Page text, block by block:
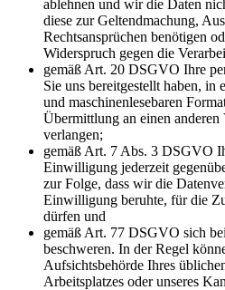
ablehnen und wir die Daten
diese zur Geltendmachung,
Rechtsansprüchen benötigen
Widerspruch gegen die
gemäß Art. 20 DSGVO Ihre
Sie uns bereitgestellt haben, in
und maschinenlesebaren
Übermittlung an einen
verlangen;
gemäß Art. 7 Abs. 3 DSGVO
Einwilligung jederzeit
zur Folge, dass wir die
Einwilligung beruhte, für die
dürfen und
gemäß Art. 77 DSGVO sich
beschweren. In der Regel
Aufsichtsbehörde Ihres
Arbeitsplatzes oder unseres